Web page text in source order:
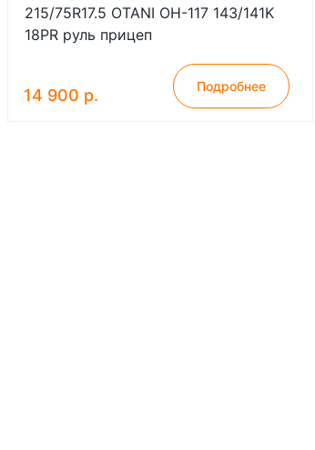
215/75R17.5 OTANI OH-117 143/141K
18PR руль прицеп
14 900 р. Подробнее